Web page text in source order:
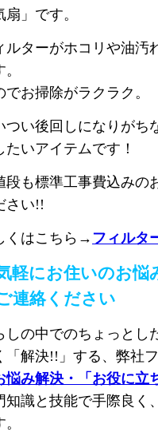
扇」です。
ルターがホコリや油汚
でお掃除がラクラク。
つい後回しになりがち
たいアイテムです！
段も標準工事費込みの
さい!!
くはこちら→ フィルタ
軽にお住いのお悩
連絡ください
しの中でのちょっとし
「解決!!」する、弊社
悩み解決・「お役に立
知識と技能で手際良く